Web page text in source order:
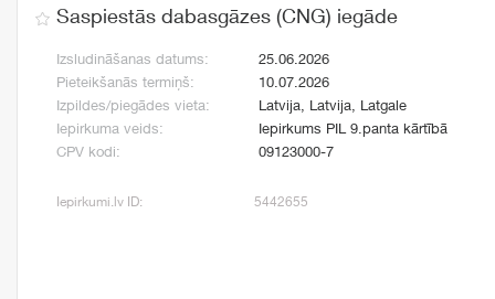
Saspiestās dabasgāzes (CNG) iegāde
Izsludināšanas datums:
25.06.2026
Pieteikšanās termiņš:
10.07.2026
Izpildes/piegādes vieta:
Latvija, Latvija, Latgale
Iepirkuma veids:
Iepirkums PIL 9.panta kārtībā
CPV kodi:
09123000-7
Iepirkumi.lv ID: 5442655